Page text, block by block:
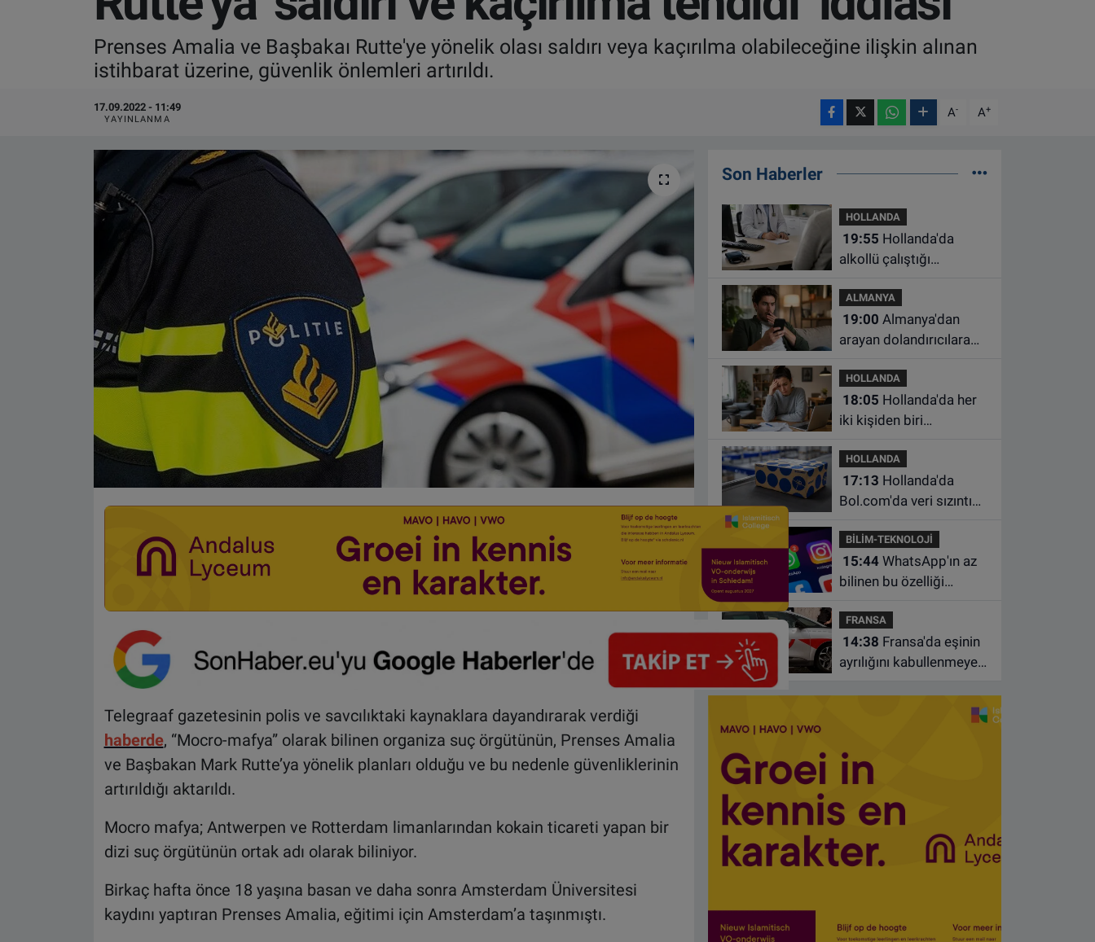
Prenses Amalia ve Başbakaı Rutte'ye yönelik olası saldırı veya kaçırılma olabileceğine ilişkin alınan
istihbarat üzerine, güvenlik önlemleri artırıldı.
17.09.2022 - 11:49
YAYINLANMA A- A+
Telegraaf gazetesinin polis ve savcılıktaki kaynaklara dayandırarak verdiği
haberde, “Mocro-mafya” olarak bilinen organiza suç örgütünün, Prenses Amalia
ve Başbakan Mark Rutte’ya yönelik planları olduğu ve bu nedenle güvenliklerinin
artırıldığı aktarıldı.
Mocro mafya; Antwerpen ve Rotterdam limanlarından kokain ticareti yapan bir
dizi suç örgütünün ortak adı olarak biliniyor.
Birkaç hafta önce 18 yaşına basan ve daha sonra Amsterdam Üniversitesi
kaydını yaptıran Prenses Amalia, eğitimi için Amsterdam’a taşınmıştı.
Son Haberler
HOLLANDA
19:55
alkollü çalıştığı
çalışma yasağı
ALMANYA
19:00
arayan dolandırıcılara
HOLLANDA
18:05
iki kişiden biri
HOLLANDA
17:13
Bol.com'da veri sızıntısı:
geçirilmiş olabilir
BİLİM-TEKNOLOJİ
15:44WhatsApp'ın az
bilinen bu özelliği
hale getiriyor
FRANSA
14:38
ayrılığını kabullenmeyen
ALGEMENE VOORWAARDEN
CONTACT
Çerez Politikası